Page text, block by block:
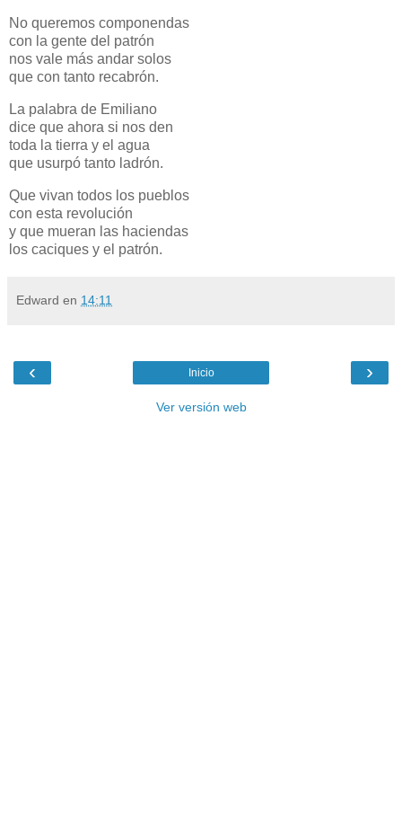
No queremos componendas
con la gente del patrón
nos vale más andar solos
que con tanto recabrón.
La palabra de Emiliano
dice que ahora si nos den
toda la tierra y el agua
que usurpó tanto ladrón.
Que vivan todos los pueblos
con esta revolución
y que mueran las haciendas
los caciques y el patrón.
Edward en 14:11
‹ ›
Inicio
Ver versión web